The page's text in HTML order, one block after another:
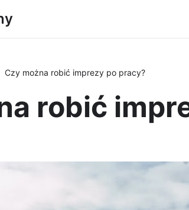
Czy można robić imprezy po pracy?
robić